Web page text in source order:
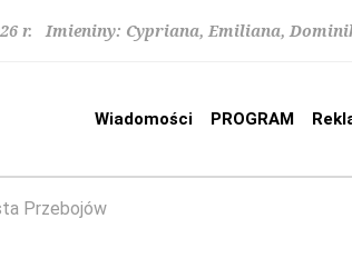
r. Imieniny: Cypriana, Emiliana,
Wiadomości PROGRAM
Przebojów